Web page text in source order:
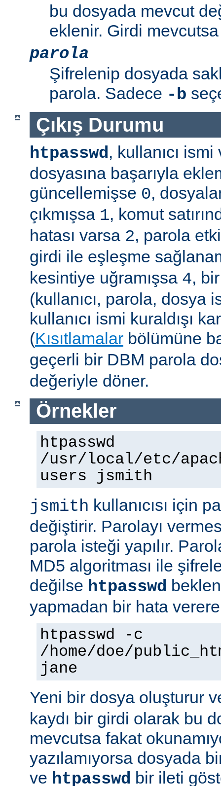
bu dosyada mevcut
eklenir. Girdi
parola
Şifrelenip dosyada
parola. Sadece -b
Çıkış Durumu
htpasswd, kullanıcı
dosyasına başarıyla
güncellemişse 0,
çıkmışsa 1, komut
hatası varsa 2, parola
girdi ile eşleşme
kesintiye uğramışsa 4,
(kullanıcı, parola, dosya
kullanıcı ismi kuraldışı
(Kısıtlamalar bölümüne
geçerli bir DBM parola
değeriyle döner.
Örnekler
htpasswd
/usr/local/etc/
users jsmith
jsmith kullanıcısı için
değiştirir. Parolayı
parola isteği yapılır.
MD5 algoritması ile
değilse htpasswd
yapmadan bir hata
htpasswd -c
/home/doe/
jane
Yeni bir dosya oluşturur
kaydı bir girdi olarak bu
mevcutsa fakat
yazılamıyorsa dosyada
ve htpasswd bir ileti